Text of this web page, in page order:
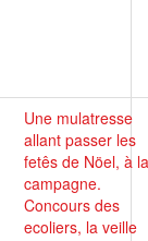
Une mulatresse
allant passer les
fetês de Nöel, à la
campagne.
Concours des
ecoliers, la veille